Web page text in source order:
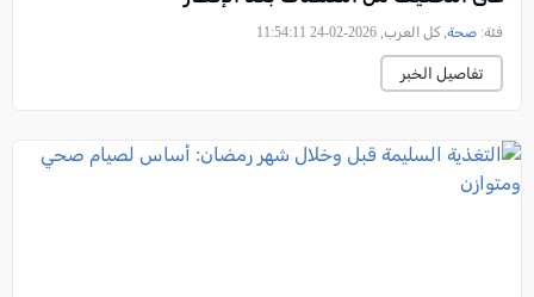
فئة: صحة, كل العرب, 2026-02-24 11:54:11
تفاصيل الخبر